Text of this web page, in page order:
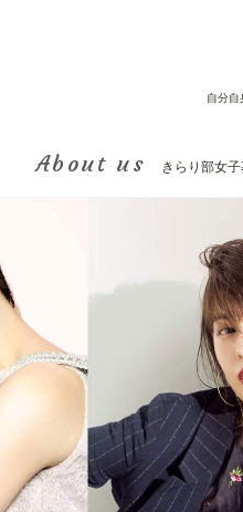
自分自
About us きらり部女